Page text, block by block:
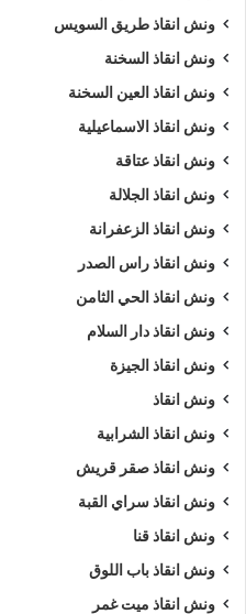
ونش انقاذ طريق السويس
ونش انقاذ السخنة
ونش انقاذ العين السخنة
ونش انقاذ الاسماعيلية
ونش انقاذ عتاقة
ونش انقاذ الجلالة
ونش انقاذ الزعفرانة
ونش انقاذ راس الصدر
ونش انقاذ الحي الثامن
ونش انقاذ دار السلام
ونش انقاذ الجيزة
ونش انقاذ
ونش انقاذ الشرابية
ونش انقاذ صقر قريش
ونش انقاذ سراي القبة
ونش انقاذ قنا
ونش انقاذ باب اللوق
ونش انقاذ ميت غمر